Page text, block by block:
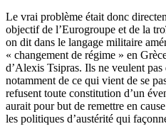
Le vrai problème était donc
objectif de l’Eurogroupe et de la
on dit dans le langage militaire
« changement de régime » en
d’Alexis Tsipras. Ils ne veulent
notamment de ce qui vient de se
refusent toute constitution d’un
aurait pour but de remettre en
les politiques d’austérité qui